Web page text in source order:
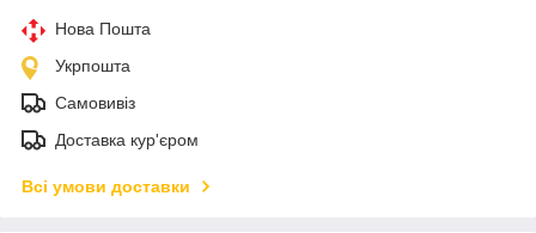
Нова Пошта
Укрпошта
Самовивіз
Доставка кур'єром
Всі умови доставки